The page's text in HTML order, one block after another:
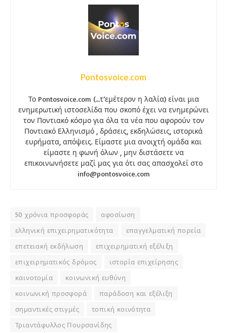
Pontosvoice.com
Το Pontosvoice.com (…τ’εμέτερον η λαλία) είναι μια
ενημερωτική ιστοσελίδα που σκοπό έχει να ενημερώνει
τον Ποντιακό κόσμο για όλα τα νέα που αφορούν τον
Ποντιακό Ελληνισμό , δράσεις, εκδηλώσεις, ιστορικά
ευρήματα, απόψεις. Είμαστε μια ανοιχτή ομάδα και
είμαστε η φωνή όλων , μην διστάσετε να
επικοινωνήσετε μαζί μας για ότι σας απασχολεί στο
info@pontosvoice.com
50 χρόνια προσφοράς
αφοσίωση
ελληνική επιχειρηματικότητα
επαγγελματική πορεία
επετειακή εκδήλωση
επιχειρηματική εξέλιξη
επιχειρηματικός δρόμος
ιστορία επιχείρησης
καινοτομία
κοινωνική ευθύνη
κοινωνική προσφορά
παράδοση και εξέλιξη
σημαντικές στιγμές
τοπική κοινότητα
Τριαντάφυλλος Πουρσανίδης